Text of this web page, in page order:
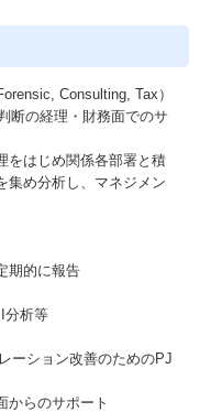
Consulting, Tax）
断の経理・財務面でのサ
をはじめ関係各部署と積
集め分析し、マネジメン
期的に報告
分析等
ーション改善のためのPJ
からのサポート